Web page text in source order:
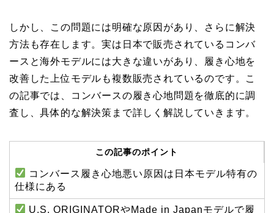
しかし、この問題には明確な原因があり、さらに解決
方法も存在します。実は日本で販売されているコンバ
ースと海外モデルには大きな違いがあり、履き心地を
改善した上位モデルも複数販売されているのです。こ
の記事では、コンバースの履き心地問題を徹底的に調
査し、具体的な解決策まで詳しく解説していきます。
この記事のポイント
コンバース履き心地悪い原因は日本モデル特有の
仕様にある
U.S. ORIGINATORやMade in Japanモデルで履